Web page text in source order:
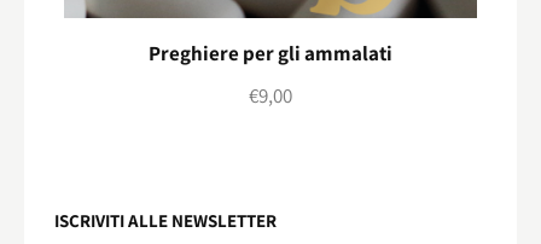
Preghiere per gli ammalati
€9,00
ISCRIVITI ALLE NEWSLETTER